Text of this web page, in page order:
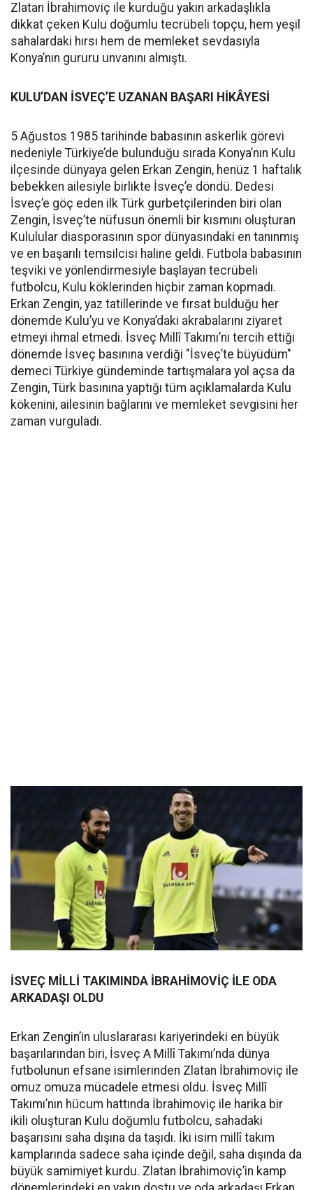
Zlatan İbrahimoviç ile kurduğu yakın arkadaşlıkla
dikkat çeken Kulu doğumlu tecrübeli topçu, hem yeşil
sahalardaki hırsı hem de memleket sevdasıyla
Konya’nın gururu unvanını almıştı.
KULU’DAN İSVEÇ’E UZANAN BAŞARI HİKÂYESİ
5 Ağustos 1985 tarihinde babasının askerlik görevi
nedeniyle Türkiye’de bulunduğu sırada Konya’nın Kulu
ilçesinde dünyaya gelen Erkan Zengin, henüz 1 haftalık
bebekken ailesiyle birlikte İsveç’e döndü. Dedesi
İsveç’e göç eden ilk Türk gurbetçilerinden biri olan
Zengin, İsveç’te nüfusun önemli bir kısmını oluşturan
Kululular diasporasının spor dünyasındaki en tanınmış
ve en başarılı temsilcisi haline geldi. Futbola babasının
teşviki ve yönlendirmesiyle başlayan tecrübeli
futbolcu, Kulu köklerinden hiçbir zaman kopmadı.
Erkan Zengin, yaz tatillerinde ve fırsat bulduğu her
dönemde Kulu’yu ve Konya’daki akrabalarını ziyaret
etmeyi ihmal etmedi. İsveç Millî Takımı’nı tercih ettiği
dönemde İsveç basınına verdiği "İsveç’te büyüdüm"
demeci Türkiye gündeminde tartışmalara yol açsa da
Zengin, Türk basınına yaptığı tüm açıklamalarda Kulu
kökenini, ailesinin bağlarını ve memleket sevgisini her
zaman vurguladı.
İSVEÇ MİLLİ TAKIMINDA İBRAHİMOVİÇ İLE ODA
ARKADAŞI OLDU
Erkan Zengin’in uluslararası kariyerindeki en büyük
başarılarından biri, İsveç A Millî Takımı’nda dünya
futbolunun efsane isimlerinden Zlatan İbrahimoviç ile
omuz omuza mücadele etmesi oldu. İsveç Millî
Takımı’nın hücum hattında İbrahimoviç ile harika bir
ikili oluşturan Kulu doğumlu futbolcu, sahadaki
başarısını saha dışına da taşıdı. İki isim millî takım
kamplarında sadece saha içinde değil, saha dışında da
büyük samimiyet kurdu. Zlatan İbrahimoviç’in kamp